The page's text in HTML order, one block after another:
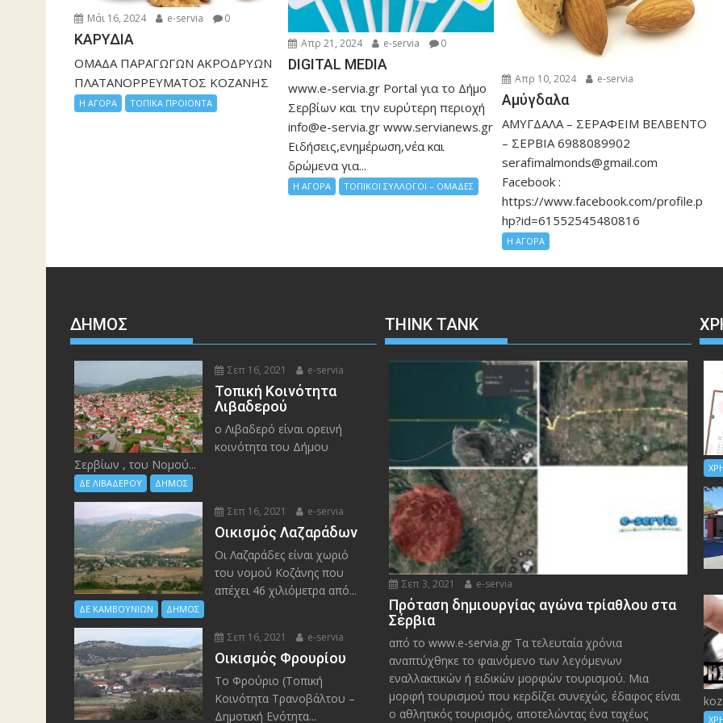
Μάι 16, 2024 e-servia 0
ΚΑΡΥΔΙΑ
ΟΜΑΔΑ ΠΑΡΑΓΩΓΩΝ ΑΚΡΟΔΡΥΩΝ
ΠΛΑΤΑΝΟΡΡΕΥΜΑΤΟΣ ΚΟΖΑΝΗΣ
Η ΑΓΟΡΑ ΤΟΠΙΚΑ ΠΡΟΙΟΝΤΑ
Απρ 21, 2024 e-servia 0
DIGITAL MEDIA
www.e-servia.gr Portal για το Δήμο
Σερβίων και την ευρύτερη περιοχή
info@e-servia.gr www.servianews.gr
Ειδήσεις,ενημέρωση,νέα και
δρώμενα για...
Η ΑΓΟΡΑ ΤΟΠΙΚΟΙ ΣΥΛΛΟΓΟΙ – ΟΜΑΔΕΣ
Απρ 10, 2024 e-servia
Αμύγδαλα
ΑΜΥΓΔΑΛΑ – ΣΕΡΑΦΕΙΜ ΒΕΛΒΕΝΤΟ
– ΣΕΡΒΙΑ 6988089902
serafimalmonds@gmail.com
Facebook :
https://www.facebook.com/profile.p
hp?id=61552545480816
Η ΑΓΟΡΑ
ΔΉΜΟΣ
Σεπ 16, 2021 e-servia
Τοπική Κοινότητα
Λιβαδερού
ο Λιβαδερό είναι ορεινή
κοινότητα του Δήμου
Σερβίων , του Νομού...
ΔΕ ΛΙΒΑΔΕΡΟΥ ΔΗΜΟΣ
Σεπ 16, 2021 e-servia
Οικισμός Λαζαράδων
Οι Λαζαράδες είναι χωριό
του νομού Κοζάνης που
απέχει 46 χιλιόμετρα από...
ΔΕ ΚΑΜΒΟΥΝΙΩΝ ΔΗΜΟΣ
Σεπ 16, 2021 e-servia
Οικισμός Φρουρίου
Το Φρούριο (Τοπική
Κοινότητα Τρανοβάλτου –
Δημοτική Ενότητα...
THINK TANK
Σεπ 3, 2021 e-servia
Πρόταση δημιουργίας αγώνα τρίαθλου στα
Σέρβια
από το www.e-servia.gr Τα τελευταία χρόνια
αναπτύχθηκε το φαινόμενο των λεγόμενων
εναλλακτικών ή ειδικών μορφών τουρισμού. Μια
μορφή τουρισμού που κερδίζει συνεχώς, έδαφος είναι
ο αθλητικός τουρισμός, αποτελώντας ένα ταχέως